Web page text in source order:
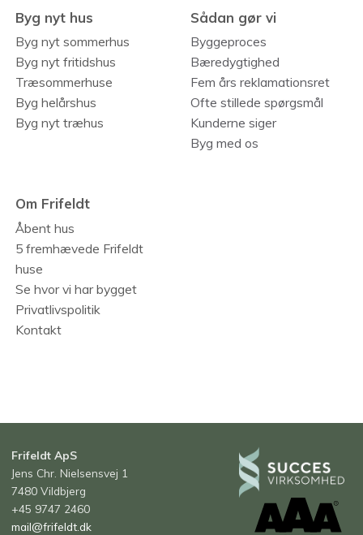
Byg nyt hus
Byg nyt sommerhus
Byg nyt fritidshus
Træsommerhuse
Byg helårshus
Byg nyt træhus
Sådan gør vi
Byggeproces
Bæredygtighed
Fem års reklamationsret
Ofte stillede spørgsmål
Kunderne siger
Byg med os
Om Frifeldt
Åbent hus
5 fremhævede Frifeldt
huse
Se hvor vi har bygget
Privatlivspolitik
Kontakt
Frifeldt ApS
Jens Chr. Nielsensvej 1
7480 Vildbjerg
+45 9747 2460
mail@frifeldt.dk